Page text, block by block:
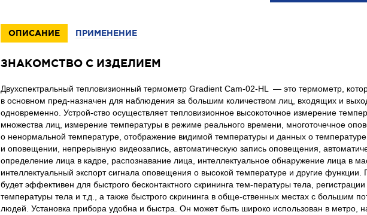
ОПИСАНИЕ ПРИМЕНЕНИЕ
ЗНАКОМСТВО С ИЗДЕЛИЕМ
Двухспектральный тепловизионный термометр Gradient Cam-02-HL — это термометр,
в основном пред-назначен для наблюдения за большим количеством лиц, входящих и
одновременно. Устрой-ство осуществляет тепловизионное высокоточное измерение
множества лиц, измерение температуры в режиме реального времени, многоточечное
о ненормальной температуре, отображение видимой температуры и данных о температуре
и оповещении, непрерывную видеозапись, автоматическую запись оповещения,
определение лица в кадре, распознавание лица, интеллектуальное обнаружение лица в
интеллектуальный экспорт сигнала оповещения о высокой температуре и другие функции.
будет эффективен для быстрого бесконтактного скрининга тем-пературы тела,
температуры тела и т.д., а также быстрого скрининга в обще-ственных местах с большим
людей. Установка прибора удобна и быстра. Он может быть широко использован в метро,